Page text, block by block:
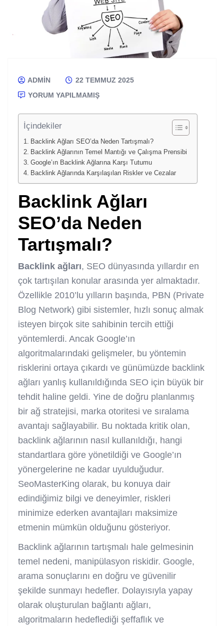
ADMIN
22 TEMMUZ 2025
YORUM YAPILMAMIŞ
İçindekiler
Backlink Ağları SEO’da Neden Tartışmalı?
Backlink Ağlarının Temel Mantığı ve Çalışma Prensibi
Google’ın Backlink Ağlarına Karşı Tutumu
Backlink Ağlarında Karşılaşılan Riskler ve Cezalar
Backlink Ağları
SEO’da Neden
Tartışmalı?
Backlink ağları, SEO dünyasında yıllardır en
çok tartışılan konular arasında yer almaktadır.
Özellikle 2010’lu yılların başında, PBN (Private
Blog Network) gibi sistemler, hızlı sonuç almak
isteyen birçok site sahibinin tercih ettiği
yöntemlerdi. Ancak Google’ın
algoritmalarındaki gelişmeler, bu yöntemin
risklerini ortaya çıkardı ve günümüzde backlink
ağları yanlış kullanıldığında SEO için büyük bir
tehdit haline geldi. Yine de doğru planlanmış
bir ağ stratejisi, marka otoritesi ve sıralama
avantajı sağlayabilir. Bu noktada kritik olan,
backlink ağlarının nasıl kullanıldığı, hangi
standartlara göre yönetildiği ve Google’ın
yönergelerine ne kadar uyulduğudur.
SeoMasterKing olarak, bu konuya dair
edindiğimiz bilgi ve deneyimler, riskleri
minimize ederken avantajları maksimize
etmenin mümkün olduğunu gösteriyor.
Backlink ağlarının tartışmalı hale gelmesinin
temel nedeni, manipülasyon riskidir. Google,
arama sonuçlarını en doğru ve güvenilir
şekilde sunmayı hedefler. Dolayısıyla yapay
olarak oluşturulan bağlantı ağları,
algoritmaların hedeflediği şeffaflık ve